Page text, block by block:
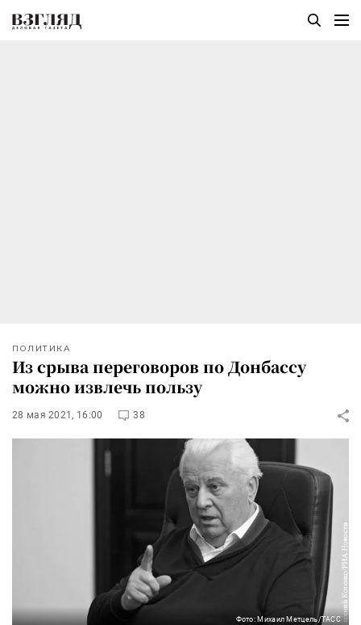
ПОЛИТИКА
Из срыва переговоров по Донбассу
можно извлечь пользу
28 мая 2021, 16:00 38
Фото: Михаил Метцель/ТАСС